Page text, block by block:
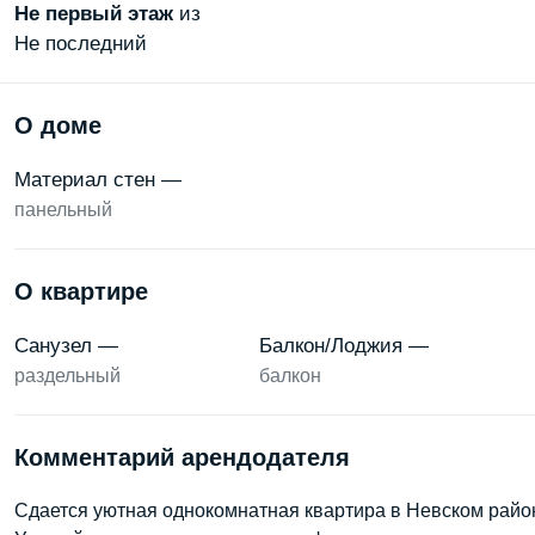
Не первый этаж из
Не последний
О доме
Материал стен —
панельный
О квартире
Санузел —
раздельный
Балкон/Лоджия —
балкон
Комментарий арендодателя
Сдается уютная однокомнатная квартира в Невском